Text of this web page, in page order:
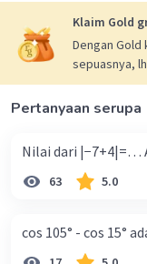
Klaim Gold
Dengan Gold
sepuasnya,
Pertanyaan serupa
63 5.0
cos 105° - cos 15°